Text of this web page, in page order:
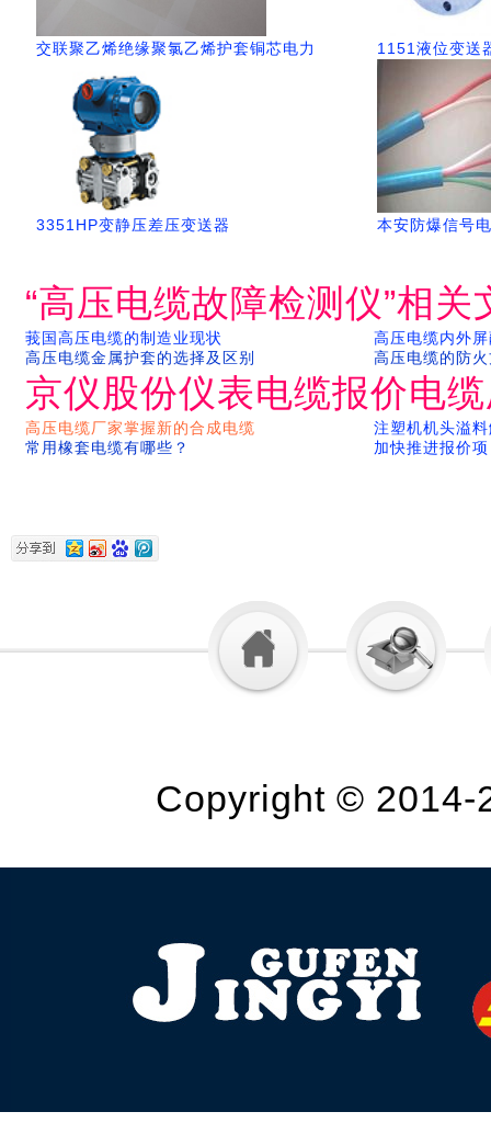
交联聚乙烯绝缘聚氯乙烯护套铜芯电力 1151液位变送
3351HP变静压差压变送器 本安防爆信号
“高压电缆故障检测仪”相
莪国高压电缆的制造业现状
高压电缆内外
高压电缆金属护套的选择及区别
高压电缆的防
京仪股份仪表电缆报价电
高压电缆厂家掌握新的合成电缆
注塑机机头溢
常用橡套电缆有哪些？
加快推进报价
Copyright ©